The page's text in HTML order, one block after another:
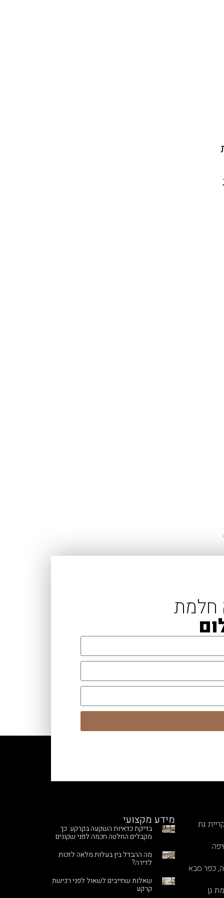
חלמת
גת
כפר סבא
גן
מידע מקצועי
בדיקת כדאיות השקעה בקרקע: כך
מקבלים החלטה חכמה לפני שקונים
מה ההבדל בין בעלות מלאה לזכות
לדירה?
שאלות שחייבים לשאול לפני רכישת
קרקע